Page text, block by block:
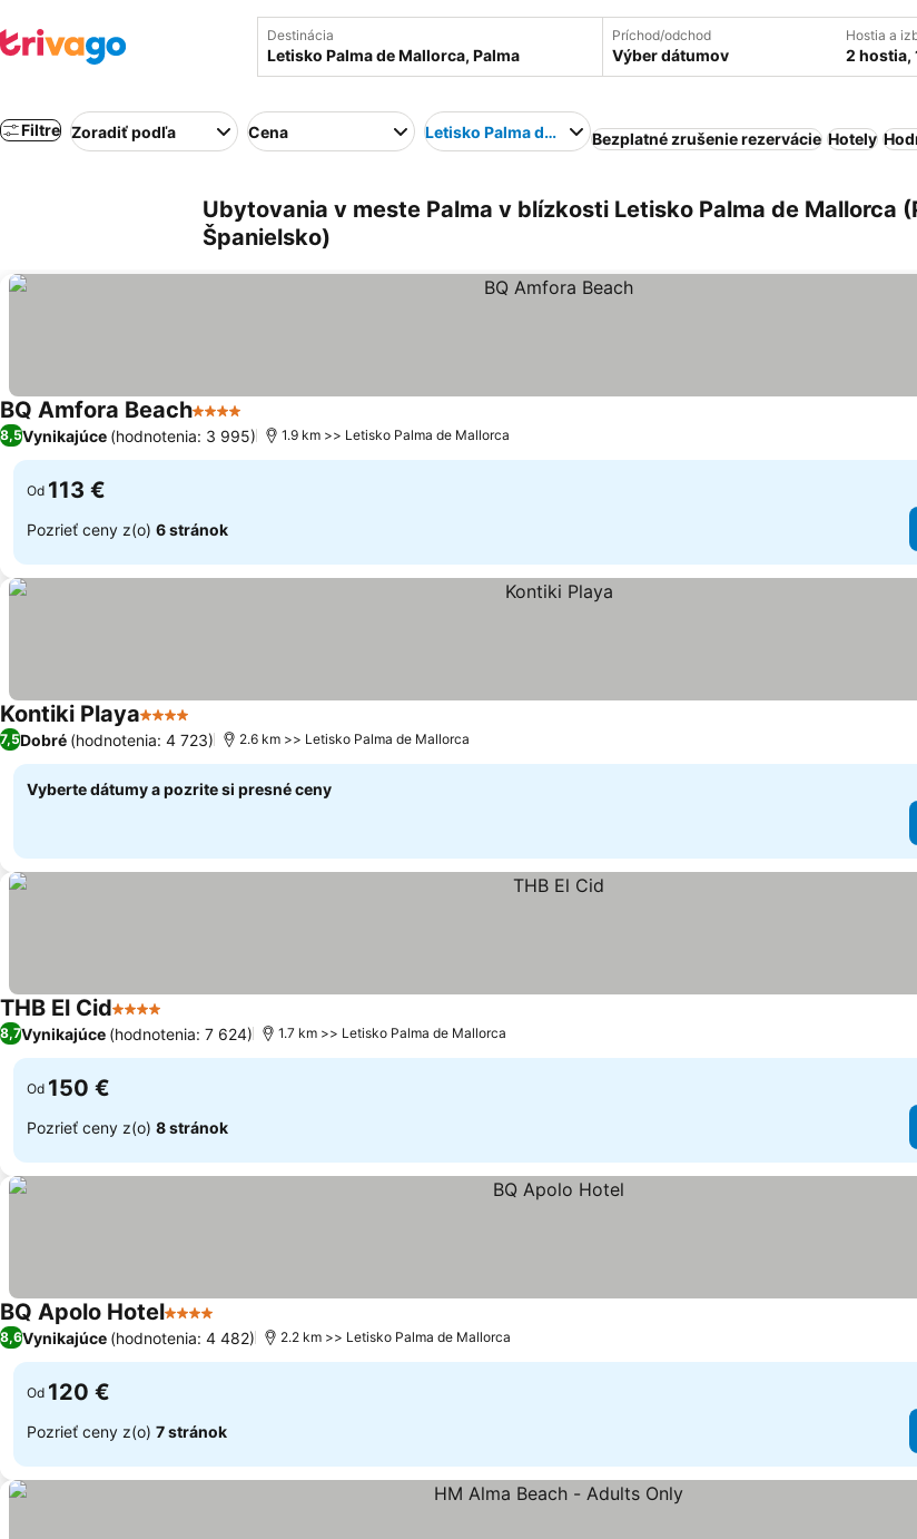
Destinácia Príchod/odchod
Výber dátumov
Hostia a
2 hostia,
Filtre Zoradiť podľa Cena Letisko Palma de MallorcaBezplatné zrušenie rezervácie Hotely
Ubytovania v meste Palma v blízkosti Letisko Palma de Mallorca
Španielsko)
BQ Amfora Beach4 Počet hviezdičiek
Zobraziť ceny
8,5Vynikajúce (hodnotenia: 3 995) 1.9 km >> Letisko Palma de Mallorca
Od 113 €
Pozrieť ceny z(o) 6 stránok
Kontiki Playa4 Počet hviezdičiek
Zobraziť ceny
7,5Dobré (hodnotenia: 4 723) 2.6 km >> Letisko Palma de Mallorca
Vyberte dátumy a pozrite si presné ceny
THB El Cid4 Počet hviezdičiek
Zobraziť ceny
8,7Vynikajúce (hodnotenia: 7 624) 1.7 km >> Letisko Palma de Mallorca
Od 150 €
Pozrieť ceny z(o) 8 stránok
BQ Apolo Hotel4 Počet hviezdičiek
Zobraziť ceny
8,6Vynikajúce (hodnotenia: 4 482) 2.2 km >> Letisko Palma de Mallorca
Od 120 €
Pozrieť ceny z(o) 7 stránok